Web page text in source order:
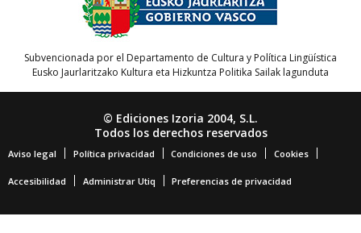
Subvencionada por el Departamento de Cultura y Política Lingüística
Eusko Jaurlaritzako Kultura eta Hizkuntza Politika Sailak lagunduta
© Ediciones Izoria 2004, S.L.
Todos los derechos reservados
Aviso legal Política privacidad Condiciones de uso Cookies
Accesibilidad Administrar Utiq Preferencias de privacidad